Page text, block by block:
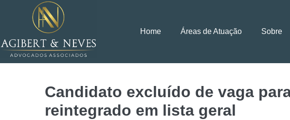
Home Áreas de Atuação Sobre
Candidato excluído de vaga
reintegrado em lista geral